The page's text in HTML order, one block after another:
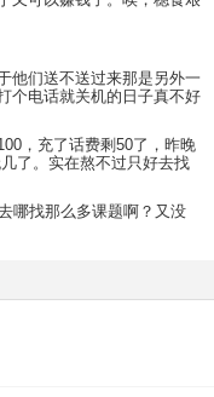
他们送不送过来那是另外一
个电话就关机的日子真不好
，充了话费剩50了，昨晚
了。实在熬不过只好去找
哪找那么多课题啊？又没